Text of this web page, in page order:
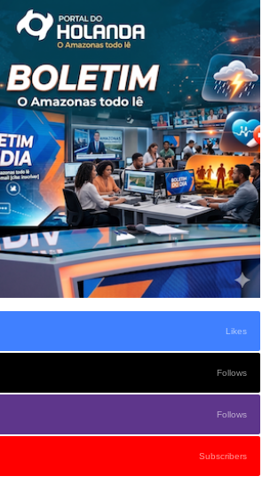
Likes
Follows
Follows
Subscribers